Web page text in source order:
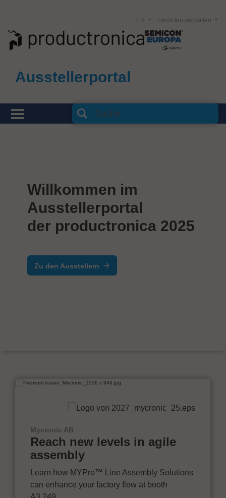
Ausstellerportal
Favoriten verwalten
EN
Willkommen im
Ausstellerportal
der productronica 2025
Zu den Ausstellern
Mycronic AB
Reach new levels in agile
assembly
Learn how MYPro™ Line Assembly Solutions
can enhance your factory flow at booth